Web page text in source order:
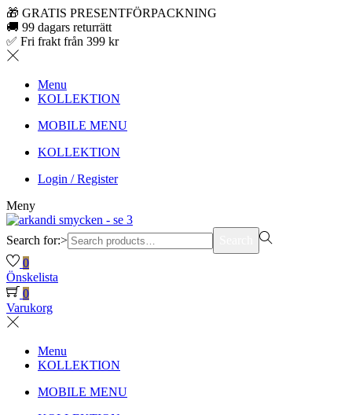
🎁 GRATIS PRESENTFÖRPACKNING
🚚 99 dagars returrätt
✅ Fri frakt från 399 kr
Menu
KOLLEKTION
MOBILE MENU
KOLLEKTION
Login / Register
Meny
Search for:>
0
Önskelista
0
Varukorg
Menu
KOLLEKTION
MOBILE MENU